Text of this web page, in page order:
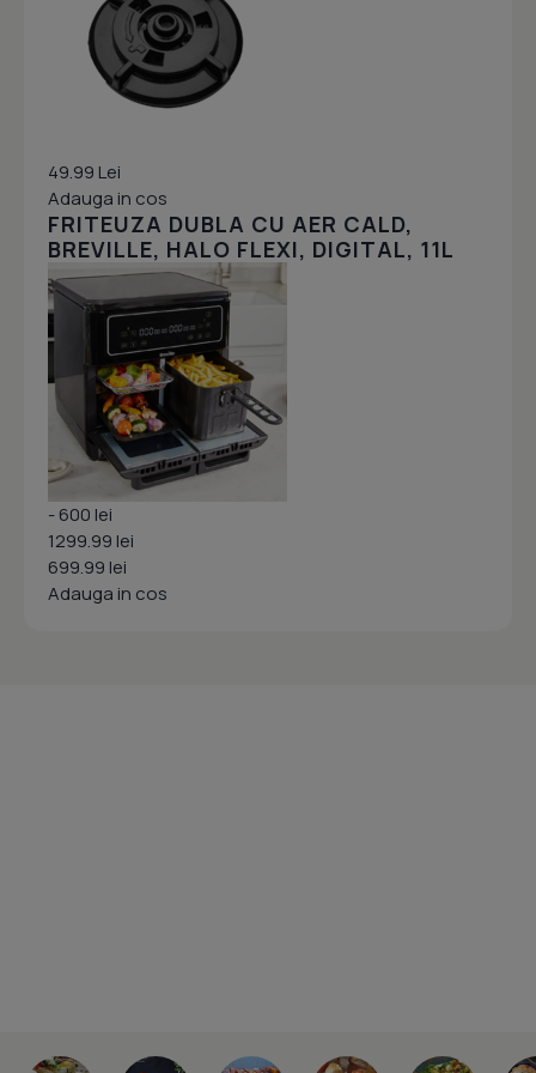
49.99 Lei
Adauga in cos
FRITEUZA DUBLA CU AER CALD,
BREVILLE, HALO FLEXI, DIGITAL, 11L
- 600 lei
1299.99 lei
699.99 lei
Adauga in cos